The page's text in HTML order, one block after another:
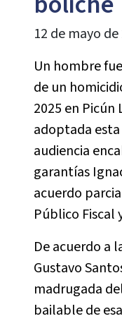
12 de mayo de
Un hombre
de un
2025 en Picún
adoptada
audiencia
garantías
acuerdo
Público Fiscal
De acuerdo a
Gustavo
madrugada
bailable de